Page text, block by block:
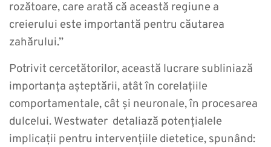
rozătoare, care arată că această regiune a
creierului este importantă pentru căutarea
zahărului.”
Potrivit cercetătorilor, această lucrare subliniază
importanța așteptării, atât în ​​corelațiile
comportamentale, cât și neuronale, în procesarea
dulcelui. Westwater detaliază potențialele
implicații pentru intervențiile dietetice, spunând: